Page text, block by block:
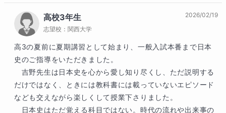
高校3年生
志望校： 関西大学
2026/02/19
高3の夏前に夏期講習として始まり、一般入試本番まで日本
史のご指導をいただきました。
吉野先生は日本史を心から愛し知り尽くし、ただ説明する
だけではなく、ときには教科書には載っていないエピソード
なども交えながら楽しくして授業下さりました。
日本史はただ覚える科目ではない。時代の流れや出来事の